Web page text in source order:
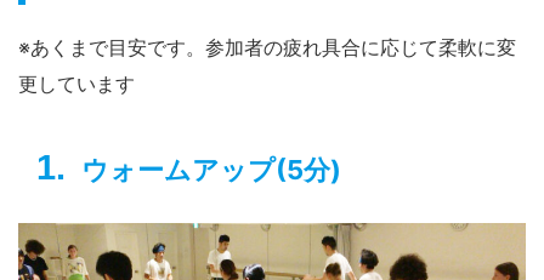
※あくまで目安です。参加者の疲れ具合に応じて柔軟に変
更しています
ウォームアップ(5分)